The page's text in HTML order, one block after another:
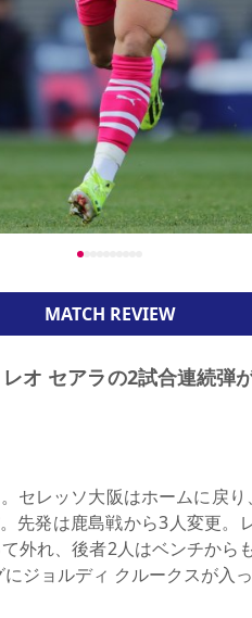
MATCH REVIEW
オ セアラの2試合連続弾
セレッソ大阪はホームに戻
先発は鹿島戦から3人変更。
外れ、後者2人はベンチから
ジョルディ クルークスが入っ